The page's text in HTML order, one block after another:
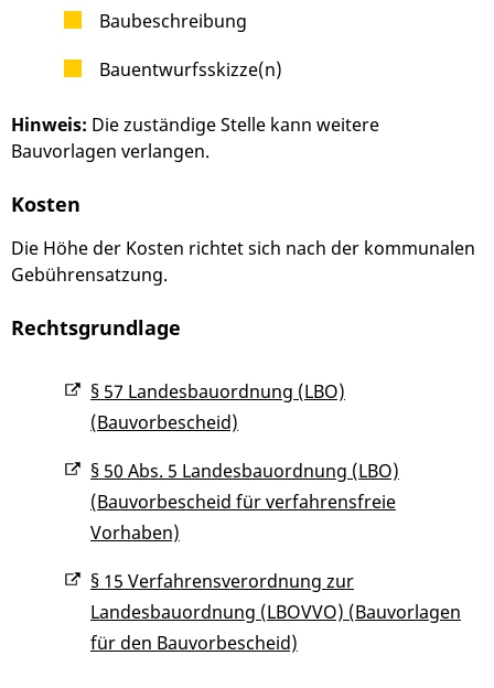
Baubeschreibung
Bauentwurfsskizze(n)
Hinweis: Die zuständige Stelle kann weitere
Bauvorlagen verlangen.
Kosten
Die Höhe der Kosten richtet sich nach der kommunalen
Gebührensatzung.
Rechtsgrundlage
§ 57 Landesbauordnung (LBO)
(Bauvorbescheid)
§ 50 Abs. 5 Landesbauordnung (LBO)
(Bauvorbescheid für verfahrensfreie
Vorhaben)
§ 15 Verfahrensverordnung zur
Landesbauordnung (LBOVVO) (Bauvorlagen
für den Bauvorbescheid)